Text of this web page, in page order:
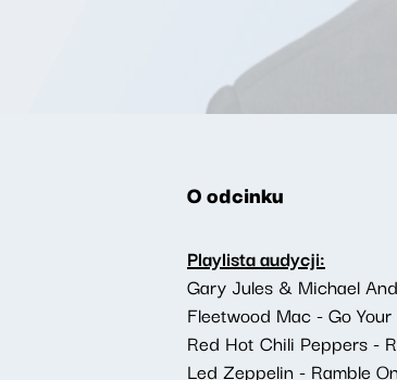
O odcinku
Playlista audycji:
Gary Jules & Michael
Fleetwood Mac - Go
Red Hot Chili Peppers -
Led Zeppelin - Ramble On